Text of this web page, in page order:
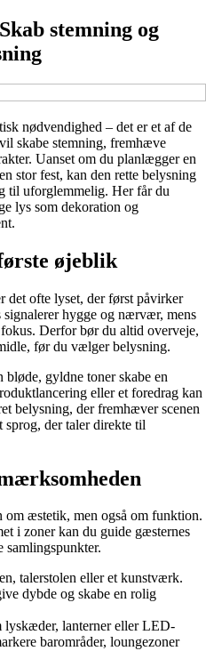
stemning og
nødvendighed – det er et af de
skabe stemning, fremhæve
Uanset om du planlægger en
stor fest, kan den rette belysning
til uforglemmelig. Her får du
lys som dekoration og
øjeblik
ofte lyset, der først påvirker
signalerer hygge og nærvær, mens
Derfor bør du altid overveje,
før du vælger belysning.
gyldne toner skabe en
eller et foredrag kan
belysning, der fremhæver scenen
sprog, der taler direkte til
æstetik, men også om funktion.
i zoner kan du guide gæsternes
samlingspunkter.
talerstolen eller et kunstværk.
dybde og skabe en rolig
lyskæder, lanterner eller LED-
barområder, loungezoner